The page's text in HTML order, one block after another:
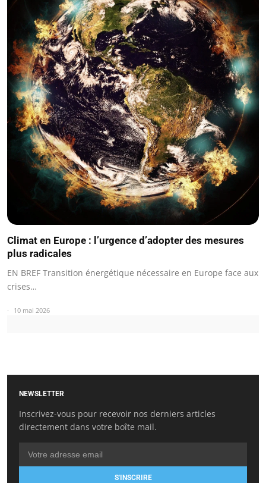
Climat en Europe : l’urgence d’adopter des mesures
plus radicales
EN BREF Transition énergétique nécessaire en Europe face aux
crises…
10 mai 2026
NEWSLETTER
Inscrivez-vous pour recevoir nos derniers articles
directement dans votre boîte mail.
S'INSCRIRE